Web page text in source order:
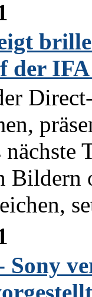
der IFA
Bildern
Sony